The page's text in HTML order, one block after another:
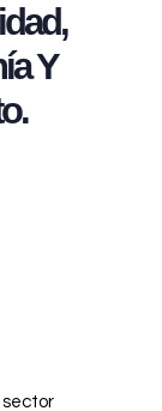
Y
sector